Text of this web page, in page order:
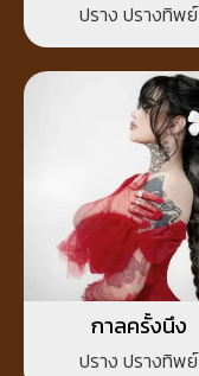
ปราง ปรางทิพย์
กาลครั้งนึง
ปราง ปรางทิพย์